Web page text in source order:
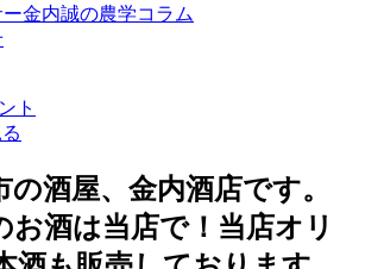
金内誠の農学コラム
ト
の酒屋、金内酒店です。
お酒は当店で！当店オリ